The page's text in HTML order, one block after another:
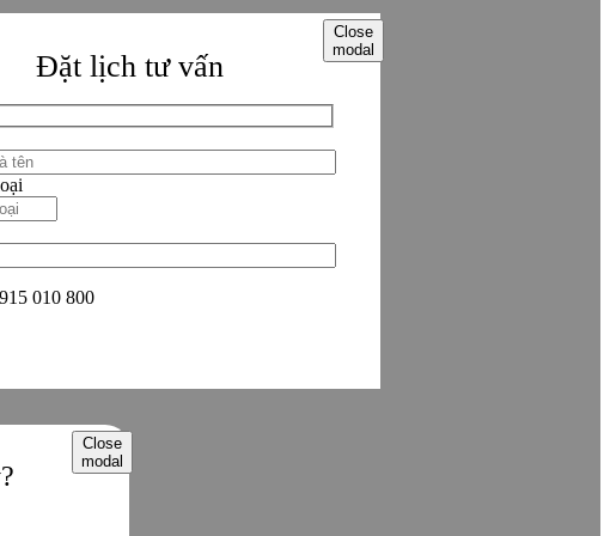
Đặt lịch tư vấn
010 800
Close
modal
Close
modal